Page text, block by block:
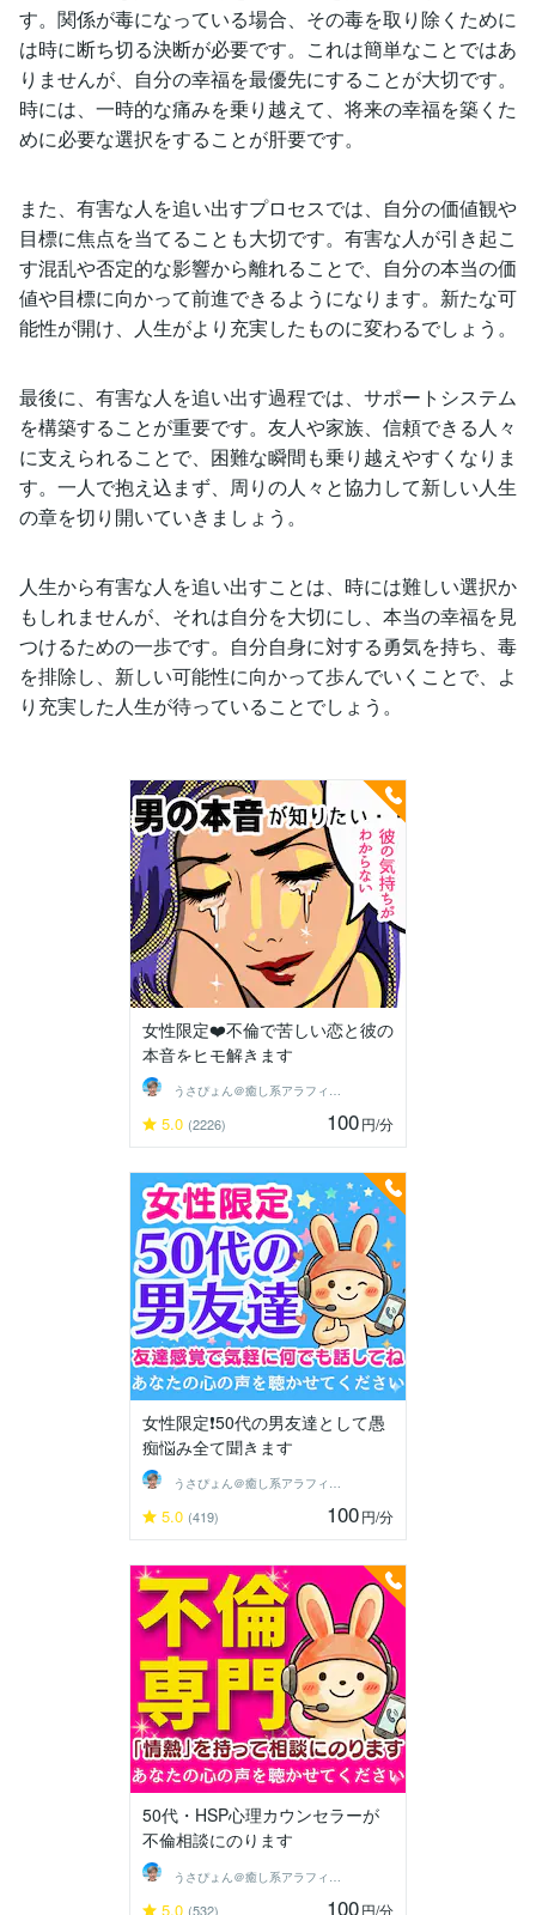
す。関係が毒になっている場合、その毒を取り除くために
は時に断ち切る決断が必要です。これは簡単なことではあ
りませんが、自分の幸福を最優先にすることが大切です。
時には、一時的な痛みを乗り越えて、将来の幸福を築くた
めに必要な選択をすることが肝要です。
また、有害な人を追い出すプロセスでは、自分の価値観や
目標に焦点を当てることも大切です。有害な人が引き起こ
す混乱や否定的な影響から離れることで、自分の本当の価
値や目標に向かって前進できるようになります。新たな可
能性が開け、人生がより充実したものに変わるでしょう。
最後に、有害な人を追い出す過程では、サポートシステム
を構築することが重要です。友人や家族、信頼できる人々
に支えられることで、困難な瞬間も乗り越えやすくなりま
す。一人で抱え込まず、周りの人々と協力して新しい人生
の章を切り開いていきましょう。
人生から有害な人を追い出すことは、時には難しい選択か
もしれませんが、それは自分を大切にし、本当の幸福を見
つけるための一歩です。自分自身に対する勇気を持ち、毒
を排除し、新しい可能性に向かって歩んでいくことで、よ
り充実した人生が待っていることでしょう。
女性限定❤️不倫で苦しい恋と彼の
本音をヒモ解きます
うさぴょん＠癒し系アラフィフ心寄り添い人
5.0 (2226) 100円/分
女性限定❗50代の男友達として愚
痴悩み全て聞きます
うさぴょん＠癒し系アラフィフ心寄り添い人
5.0 (419) 100円/分
50代・HSP心理カウンセラーが
不倫相談にのります
5.0 (532) 100円/分